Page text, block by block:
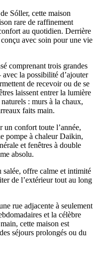
Sóller, cette maison
rare de raffinement
au quotidien. Derrière
avec soin pour une vie
comprenant trois grandes
avec la possibilité d’ajouter
de recevoir ou de se
laissent entrer la lumière
: murs à la chaux,
faits main.
un confort toute l’année,
pompe à chaleur Daikin,
et fenêtres à double
absolu.
salée, offre calme et intimité
de l’extérieur tout au long
rue adjacente à seulement
et la célèbre
cette maison est
séjours prolongés ou du